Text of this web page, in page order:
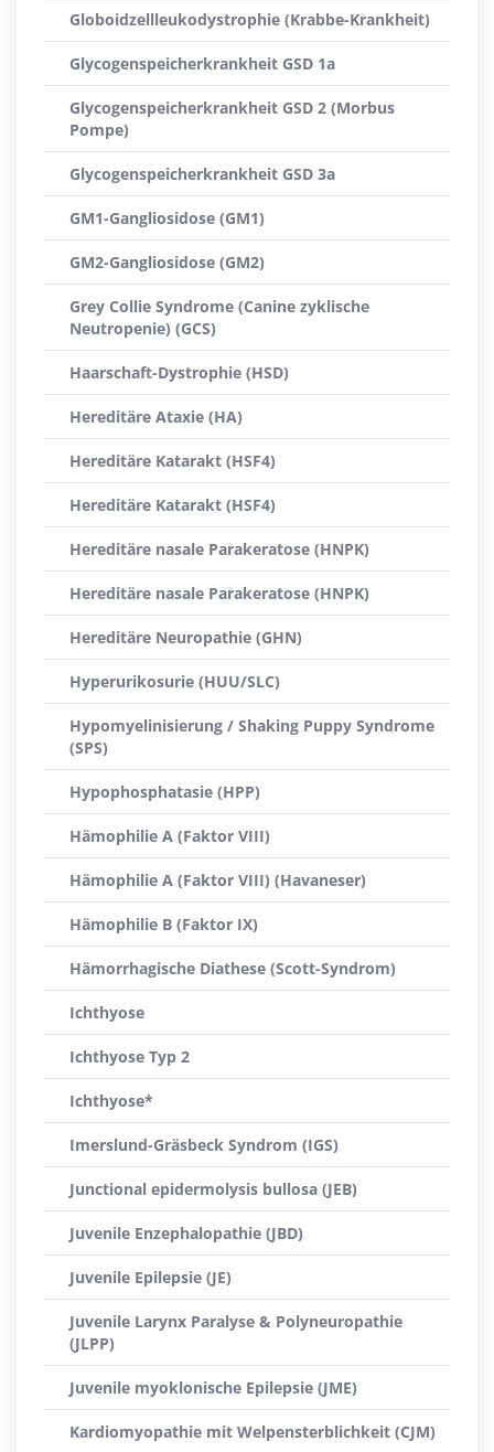
Globoidzellleukodystrophie (Krabbe-Krankheit)
Glycogenspeicherkrankheit GSD 1a
Glycogenspeicherkrankheit GSD 2 (Morbus
Pompe)
Glycogenspeicherkrankheit GSD 3a
GM1-Gangliosidose (GM1)
GM2-Gangliosidose (GM2)
Grey Collie Syndrome (Canine zyklische
Neutropenie) (GCS)
Haarschaft-Dystrophie (HSD)
Hereditäre Ataxie (HA)
Hereditäre Katarakt (HSF4)
Hereditäre Katarakt (HSF4)
Hereditäre nasale Parakeratose (HNPK)
Hereditäre nasale Parakeratose (HNPK)
Hereditäre Neuropathie (GHN)
Hyperurikosurie (HUU/SLC)
Hypomyelinisierung / Shaking Puppy Syndrome
(SPS)
Hypophosphatasie (HPP)
Hämophilie A (Faktor VIII)
Hämophilie A (Faktor VIII) (Havaneser)
Hämophilie B (Faktor IX)
Hämorrhagische Diathese (Scott-Syndrom)
Ichthyose
Ichthyose Typ 2
Ichthyose*
Imerslund-Gräsbeck Syndrom (IGS)
Junctional epidermolysis bullosa (JEB)
Juvenile Enzephalopathie (JBD)
Juvenile Epilepsie (JE)
Juvenile Larynx Paralyse & Polyneuropathie
(JLPP)
Juvenile myoklonische Epilepsie (JME)
Kardiomyopathie mit Welpensterblichkeit (CJM)